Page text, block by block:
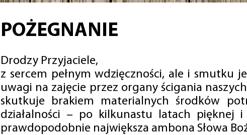
POŻEGNANIE
Drodzy Przyjaciele,
z sercem pełnym wdzięczności, ale i smutku
uwagi na zajęcie przez organy ścigania
skutkuje brakiem materialnych środków
działalności – po kilkunastu latach pięknej
prawdopodobnie największa ambona Słowa